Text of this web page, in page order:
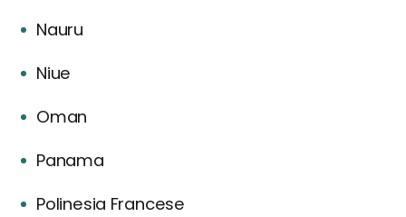
Nauru
Niue
Oman
Panama
Polinesia Francese